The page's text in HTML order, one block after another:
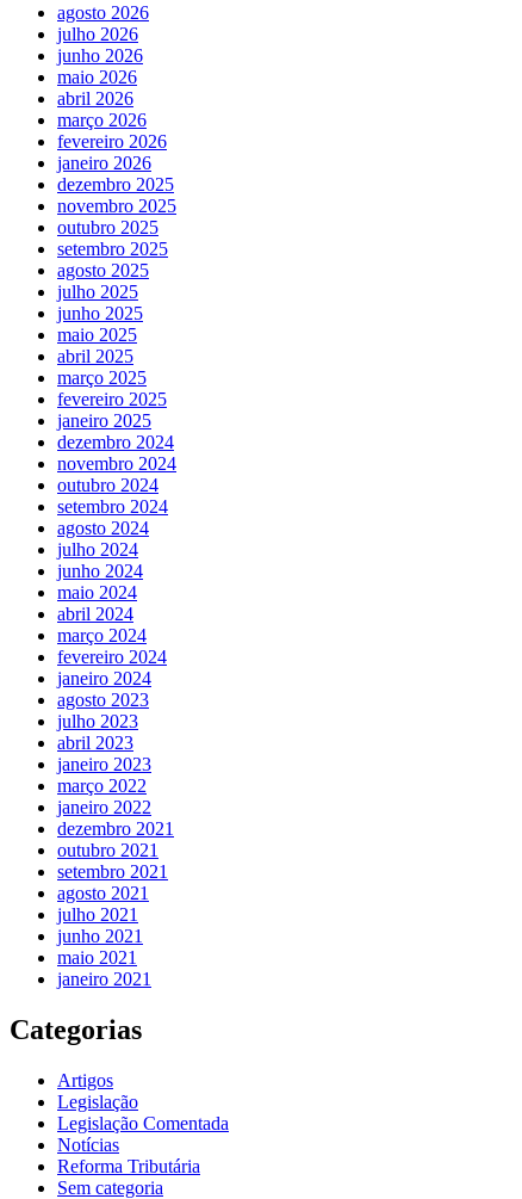
agosto 2026
julho 2026
junho 2026
maio 2026
abril 2026
março 2026
fevereiro 2026
janeiro 2026
dezembro 2025
novembro 2025
outubro 2025
setembro 2025
agosto 2025
julho 2025
junho 2025
maio 2025
abril 2025
março 2025
fevereiro 2025
janeiro 2025
dezembro 2024
novembro 2024
outubro 2024
setembro 2024
agosto 2024
julho 2024
junho 2024
maio 2024
abril 2024
março 2024
fevereiro 2024
janeiro 2024
agosto 2023
julho 2023
abril 2023
janeiro 2023
março 2022
janeiro 2022
dezembro 2021
outubro 2021
setembro 2021
agosto 2021
julho 2021
junho 2021
maio 2021
janeiro 2021
Categorias
Artigos
Legislação
Legislação Comentada
Notícias
Reforma Tributária
Sem categoria